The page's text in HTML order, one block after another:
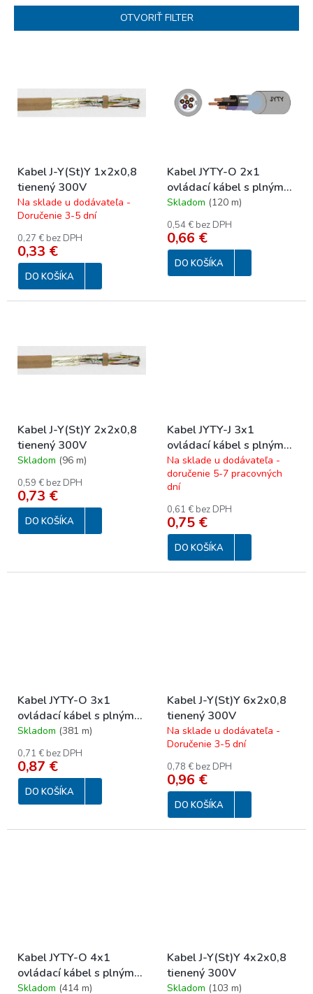
i
o
d
u
o
v
OTVORIŤ FILTER
s
d
u
k
t
o
v
Kabel J-Y(St)Y 1x2x0,8
tienený 300V
Na sklade u dodávateľa -
Doručenie 3-5 dní
0,27 € bez DPH
0,33 €
DO KOŠÍKA
Kabel JYTY-O 2x1
ovládací kábel s plným
jadrom 250 V
Skladom (120 m)
0,54 € bez DPH
0,66 €
DO KOŠÍKA
Kabel J-Y(St)Y 2x2x0,8
tienený 300V
Skladom (96 m)
0,59 € bez DPH
0,73 €
DO KOŠÍKA
Kabel JYTY-J 3x1
ovládací kábel s plným
jadrom 250 V
Na sklade u dodávateľa -
doručenie 5-7 pracovných
dní
0,61 € bez DPH
0,75 €
DO KOŠÍKA
Kabel JYTY-O 3x1
ovládací kábel s plným
jadrom 250 V
Skladom (381 m)
0,71 € bez DPH
0,87 €
DO KOŠÍKA
Kabel J-Y(St)Y 6x2x0,8
tienený 300V
Na sklade u dodávateľa -
Doručenie 3-5 dní
0,78 € bez DPH
0,96 €
DO KOŠÍKA
Kabel JYTY-O 4x1
ovládací kábel s plným
jadrom 250 V
Skladom (414 m)
Kabel J-Y(St)Y 4x2x0,8
tienený 300V
Skladom (103 m)